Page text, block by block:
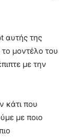
αυτής της
μοντέλο του
με την
κάτι που
με ποιο